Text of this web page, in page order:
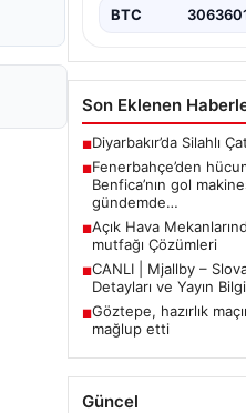
BTC
Son Eklenen
■Diyarbakır’da Silahlı
■Fenerbahçe’den
Benfica’nın gol
gündemde…
■Açık Hava
mutfağı Çözümleri
■CANLI | Mjallby –
Detayları ve Yayın
■Göztepe, hazırlık
mağlup etti
Güncel